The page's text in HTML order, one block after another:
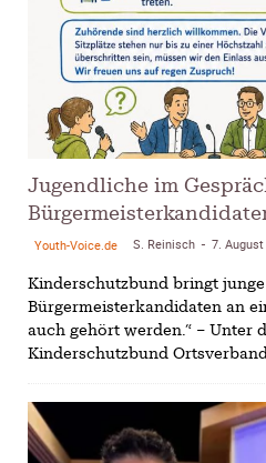
Jugendliche im
Youth-Voice.de S. Reinisch - 7.
Kinderschutzbund bringt
Bürgermeisterkandidaten an
auch gehört werden.“ – Unter
Kinderschutzbund